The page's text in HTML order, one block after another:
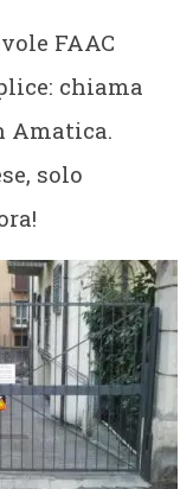
FAAC
chiama
Amatica.
solo